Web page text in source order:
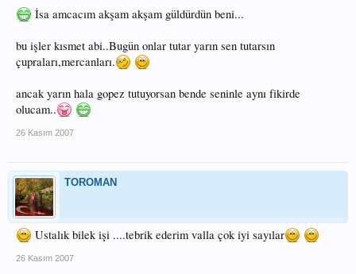
ben bu işi beceremiyorum.
Sevgiler......
İsa amcacım akşam akşam güldürdün beni...
bu işler kısmet abi..Bugün onlar tutar yarın sen tutarsın
çupraları,mercanları.
ancak yarın hala gopez tutuyorsan bende seninle aynı fikirde
olucam..
26 Kasım 2007
TOROMAN
Ustalık bilek işi ....tebrik ederim valla çok iyi sayılar
26 Kasım 2007